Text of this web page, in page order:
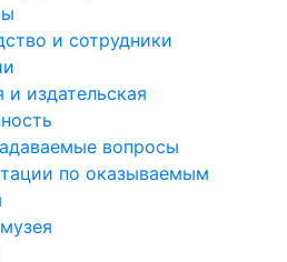
и сотрудники
и издательская
вопросы
по оказываемым